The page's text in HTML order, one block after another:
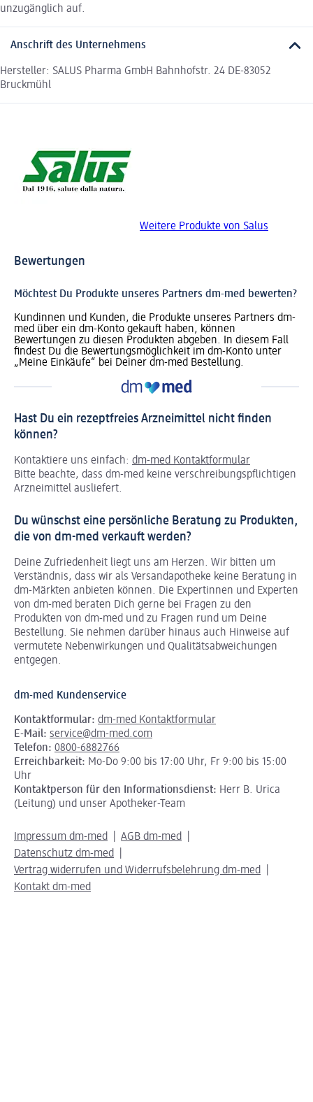
unzugänglich auf.
Anschrift des Unternehmens
Hersteller: SALUS Pharma GmbH Bahnhofstr. 24 DE-83052
Bruckmühl
Weitere Produkte von Salus
Bewertungen
Möchtest Du Produkte unseres Partners dm-med bewerten?
Kundinnen und Kunden, die Produkte unseres Partners dm-
med über ein dm-Konto gekauft haben, können
Bewertungen zu diesen Produkten abgeben. In diesem Fall
findest Du die Bewertungsmöglichkeit im dm-Konto unter
„Meine Einkäufe“ bei Deiner dm-med Bestellung.
Hast Du ein rezeptfreies Arzneimittel nicht finden
können?
Kontaktiere uns einfach: dm-med Kontaktformular
Bitte beachte, dass dm-med keine verschreibungspflichtigen
Arzneimittel ausliefert.
Du wünschst eine persönliche Beratung zu Produkten,
die von dm-med verkauft werden?
Deine Zufriedenheit liegt uns am Herzen. Wir bitten um
Verständnis, dass wir als Versandapotheke keine Beratung in
dm-Märkten anbieten können. Die Expertinnen und Experten
von dm-med beraten Dich gerne bei Fragen zu den
Produkten von dm-med und zu Fragen rund um Deine
Bestellung. Sie nehmen darüber hinaus auch Hinweise auf
vermutete Nebenwirkungen und Qualitätsabweichungen
entgegen.
dm-med Kundenservice
Kontaktformular: dm-med Kontaktformular
E-Mail: service@dm-med.com
Telefon: 0800-6882766
Erreichbarkeit: Mo-Do 9:00 bis 17:00 Uhr, Fr 9:00 bis 15:00
Uhr
Kontaktperson für den Informationsdienst: Herr B. Urica
(Leitung) und unser Apotheker-Team
Impressum dm-med
AGB dm-med
Datenschutz dm-med
Vertrag widerrufen und Widerrufsbelehrung dm-med
Kontakt dm-med